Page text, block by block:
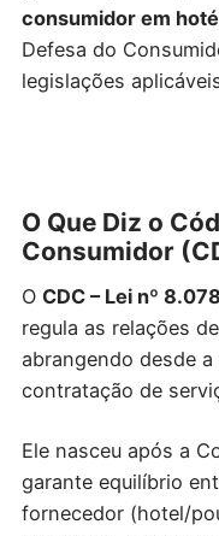
consumidor em
Defesa do
legislações
O Que Diz o
Consumidor
O CDC – Lei nº
regula as relações
abrangendo desde
contratação de
Ele nasceu após a
garante equilíbrio
fornecedor (hotel/